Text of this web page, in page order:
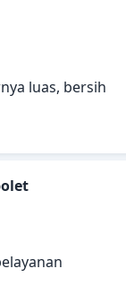
luas, bersih